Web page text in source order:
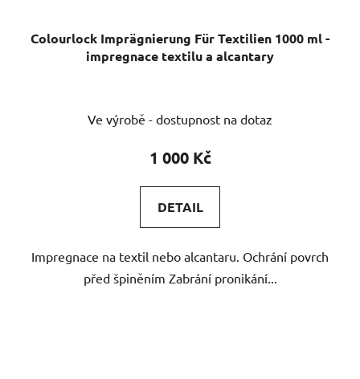
Colourlock Imprägnierung Für Textilien 1000 ml -
impregnace textilu a alcantary
Ve výrobě - dostupnost na dotaz
1 000 Kč
DETAIL
Impregnace na textil nebo alcantaru. Ochrání povrch
před špiněním Zabrání pronikání...